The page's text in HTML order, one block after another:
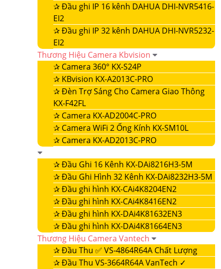
✰Đầu ghi IP 16 kênh DAHUA DHI-NVR5416-
EI2
✰Đầu ghi IP 32 kênh DAHUA DHI-NVR5232-
EI2
Thương Hiệu Camera Kbvision
✰ Camera 360° KX-S24P
✰ KBvision KX-A2013C-PRO
✰Đèn Trợ Sáng Cho Camera Giao Thông
KX-F42FL
✰ Camera KX-AD2004C-PRO
✰ Camera WiFi 2 Ống Kính KX-SM10L
✰ Camera KX-AD2013C-PRO
✰Đầu Ghi 16 Kênh KX-DAi8216H3-5M
✰Đầu Ghi Hình 32 Kênh KX-DAi8232H3-5M
✰Đầu ghi hình KX-CAi4K8204EN2
✰Đầu ghi hình KX-CAi4K8416EN2
✰Đầu ghi hình KX-DAi4K81632EN3
✰Đầu ghi hình KX-DAi4K81664EN3
Thương Hiệu Camera Vantech
✰Đầu Thu ✅ VS-4864R64A Chất Lượng
✰Đầu Thu VS-3664R64A VanTech ✓